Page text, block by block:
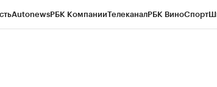
AutonewsРБК КомпанииТелеканалРБК ВиноСпорт